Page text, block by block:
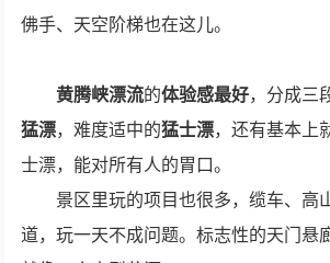
佛手、天空阶梯也在这儿。
黄腾峡漂流的体验感最好，分成三
猛漂，难度适中的猛士漂，还有基本上
士漂，能对所有人的胃口。
景区里玩的项目也很多，缆车、高
道，玩一天不成问题。标志性的天门悬